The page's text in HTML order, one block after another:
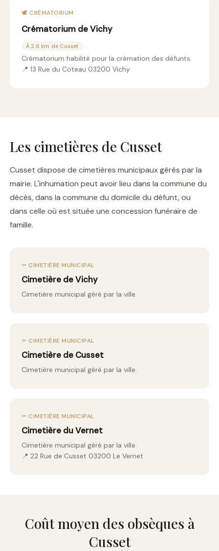
🕊️ CRÉMATORIUM
Crématorium de Vichy
À 2.6 km de Cusset
Crématorium habilité pour la crémation des défunts.
📍 13 Rue du Coteau 03200 Vichy
Les cimetières de Cusset
Cusset dispose de cimetières municipaux gérés par la
mairie. L'inhumation peut avoir lieu dans la commune du
décès, dans la commune du domicile du défunt, ou
dans celle où est située une concession funéraire de
famille.
⚰️ CIMETIÈRE MUNICIPAL
Cimetière de Vichy
Cimetière municipal géré par la ville.
⚰️ CIMETIÈRE MUNICIPAL
Cimetière de Cusset
Cimetière municipal géré par la ville.
⚰️ CIMETIÈRE MUNICIPAL
Cimetière du Vernet
Cimetière municipal géré par la ville.
📍 22 Rue de Cusset 03200 Le Vernet
Coût moyen des obsèques à
Cusset